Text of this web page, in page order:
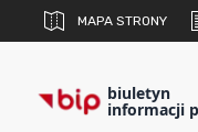
MAPA STRONY
biuletyn
informacji